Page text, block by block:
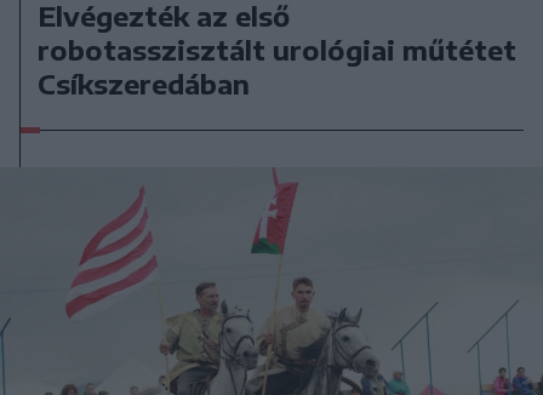
Elvégezték az első
robotasszisztált urológiai műtétet
Csíkszeredában